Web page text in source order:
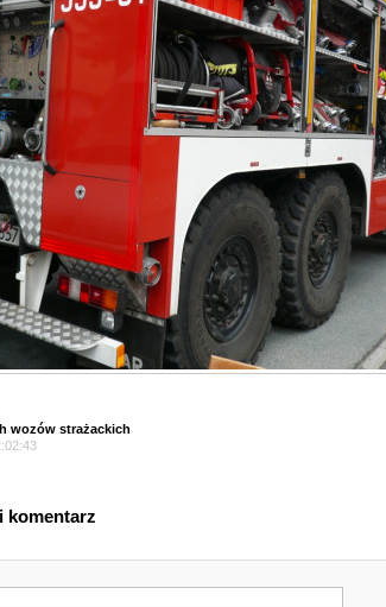
wozów strażackich
komentarz